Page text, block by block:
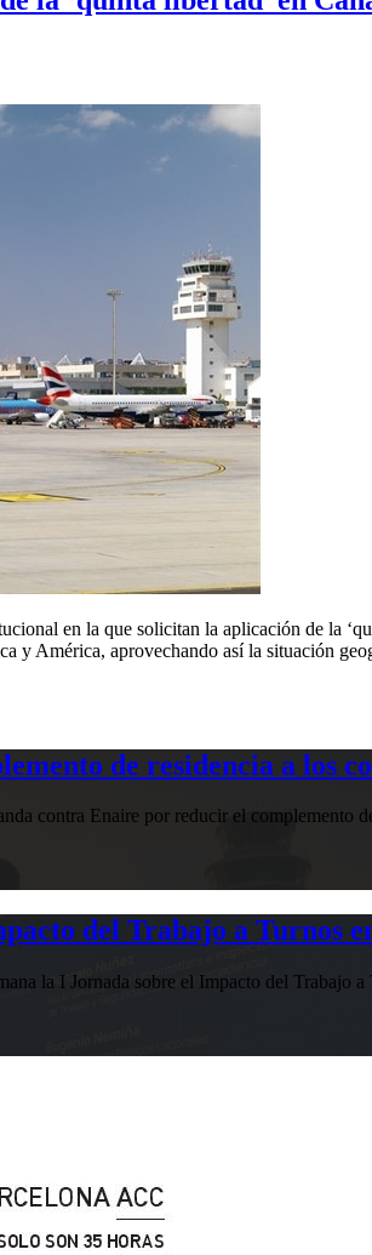
en la que solicitan la aplicación de la
América, aprovechando así la situación
de residencia a los
contra Enaire por reducir el complemento
del Trabajo a Turnos
la I Jornada sobre el Impacto del